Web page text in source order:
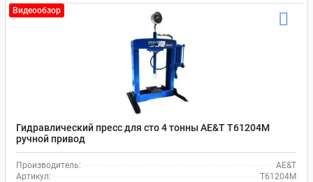
Видеообзор
Гидравлический пресс для сто 4 тонны AE&T T61204M
ручной привод
Производитель:
AE&T
Артикул:
T61204M